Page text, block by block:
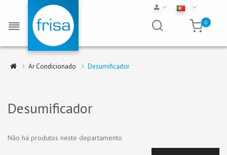
0
Ar Condicionado Desumificador
Desumificador
Não há produtos neste departamento